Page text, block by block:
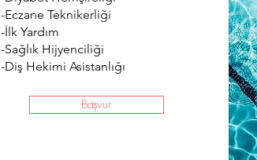
-Eczane Teknikerliği
-İlk Yardım
-Sağlık Hijyenciliği
-Diş Hekimi Asistanlığı
Başvur